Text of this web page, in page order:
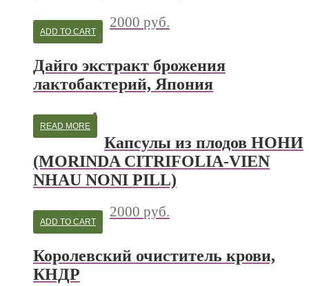
2000 руб.
ADD TO CART
Дайго экстракт брожения
лактобактерий, Япония
READ MORE
Капсулы из плодов НОНИ
(MORINDA CITRIFOLIA-VIEN
NHAU NONI PILL)
2000 руб.
ADD TO CART
Королевский очиститель крови,
КНДР